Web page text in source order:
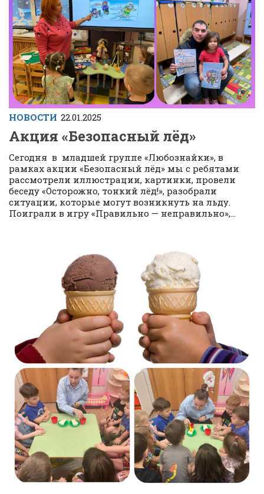
НОВОСТИ 22.01.2025
Акция «Безопасный лёд»
Сегодня в младшей группе «Любознайки», в
рамках акции «Безопасный лёд» мы с ребятами
рассмотрели иллюстрации, картинки, провели
беседу «Осторожно, тонкий лёд!», разобрали
ситуации, которые могут возникнуть на льду.
Поиграли в игру «Правильно — неправильно»,...